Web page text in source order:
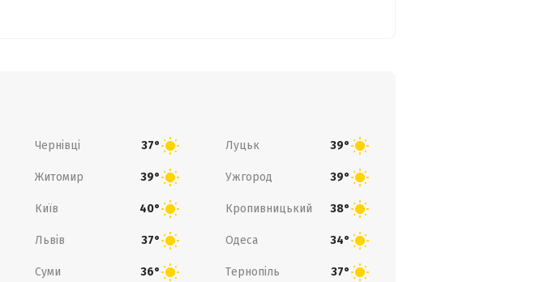
Чернівці 37° Луцьк 39°
Житомир 39° Ужгород 39°
Київ 40° Кропивницький 38°
Львів 37° Одеса 34°
Суми 36° Тернопіль 37°